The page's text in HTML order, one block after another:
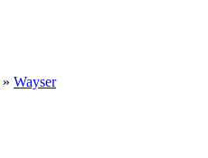
» Wayser